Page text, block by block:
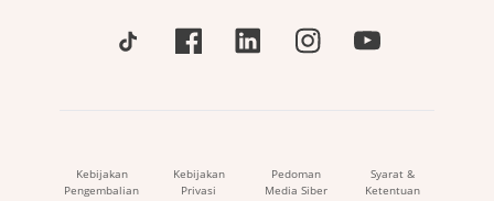
Kebijakan
Pengembalian
Kebijakan
Privasi
Pedoman
Media Siber
Syarat &
Ketentuan